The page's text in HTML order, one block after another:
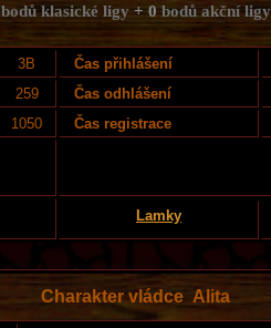
bodů klasické ligy + 0bodů akční
3B Čas přihlášení
259 Čas odhlášení
1050 Čas registrace
Lamky
Charakter vládce Alita